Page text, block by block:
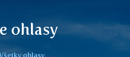
ohlasy
ohlasy